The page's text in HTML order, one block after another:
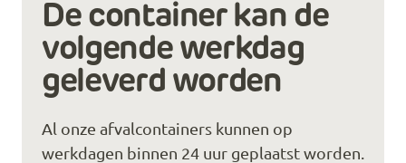
De container kan de
volgende werkdag
geleverd worden
Al onze afvalcontainers kunnen op
werkdagen binnen 24 uur geplaatst worden.